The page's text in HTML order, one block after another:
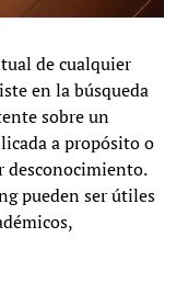
de cualquier
en la búsqueda
sobre un
a propósito o
desconocimiento.
pueden ser útiles